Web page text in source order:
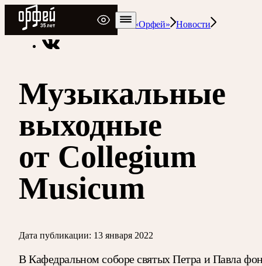
Радио Орфей
Радио классической музыки «Орфей»
Новости
Музыкальные
выходные
от Collegium
Musicum
Дата публикации: 13 января 2022
В Кафедральном соборе святых Петра и Павла